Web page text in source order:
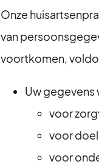
Onze
van
voortkomen,
Uw
voor
voor
voor